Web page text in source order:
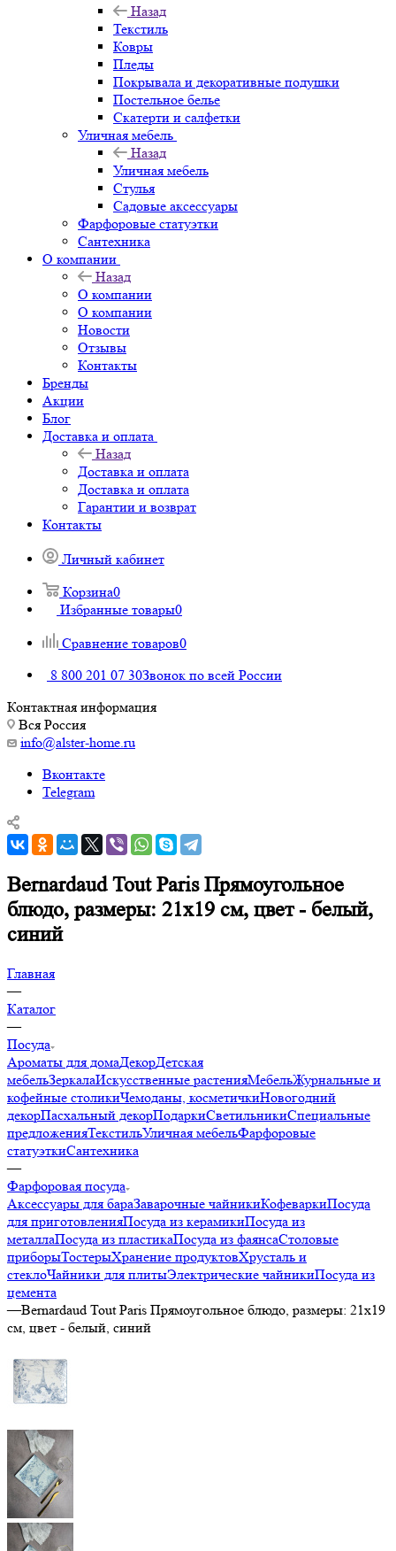
Назад
Текстиль
Ковры
Пледы
Покрывала и декоративные подушки
Постельное белье
Скатерти и салфетки
Уличная мебель
Назад
Уличная мебель
Стулья
Садовые аксессуары
Фарфоровые статуэтки
Сантехника
О компании
Назад
О компании
О компании
Новости
Отзывы
Контакты
Бренды
Акции
Блог
Доставка и оплата
Назад
Доставка и оплата
Доставка и оплата
Гарантии и возврат
Контакты
Личный кабинет
Корзина0
Избранные товары0
Сравнение товаров0
8 800 201 07 30Звонок по всей России
Контактная информация
Вся Россия
info@alster-home.ru
Вконтакте
Telegram
Bernardaud Tout Paris Прямоугольное
блюдо, размеры: 21х19 см, цвет - белый,
синий
Главная
—
Каталог
—
Посуда
Ароматы для домаДекорДетская
мебельЗеркалаИскусственные растенияМебельЖурнальные и
кофейные столикиЧемоданы, косметичкиНовогодний
декорПасхальный декорПодаркиСветильникиСпециальные
предложенияТекстильУличная мебельФарфоровые
статуэткиСантехника
—
Фарфоровая посуда
Аксессуары для бараЗаварочные чайникиКофеваркиПосуда
для приготовленияПосуда из керамикиПосуда из
металлаПосуда из пластикаПосуда из фаянсаСтоловые
приборыТостерыХранение продуктовХрусталь и
стеклоЧайники для плитыЭлектрические чайникиПосуда из
цемента
—Bernardaud Tout Paris Прямоугольное блюдо, размеры: 21х19
см, цвет - белый, синий